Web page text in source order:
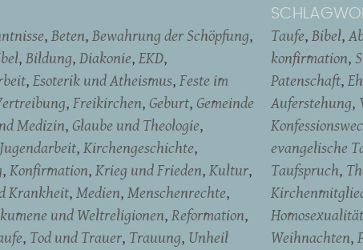
Beten Bewahrung der Schöpfung
Bildung Diakonie EKD
Esoterik und Atheismus Feste im
Freikirchen Geburt Gemeinde
Medizin Glaube und Theologie
Kirchengeschichte
Konfirmation Krieg und Frieden Kultur
Krankheit Medien Menschenrechte
und Weltreligionen Reformation
Tod und Trauer Trauung Unheil
Taufe Bibel
konfirmation
Patenschaft
Auferstehung
evangelische
Taufspruch
Homosexualität
Weihnachten